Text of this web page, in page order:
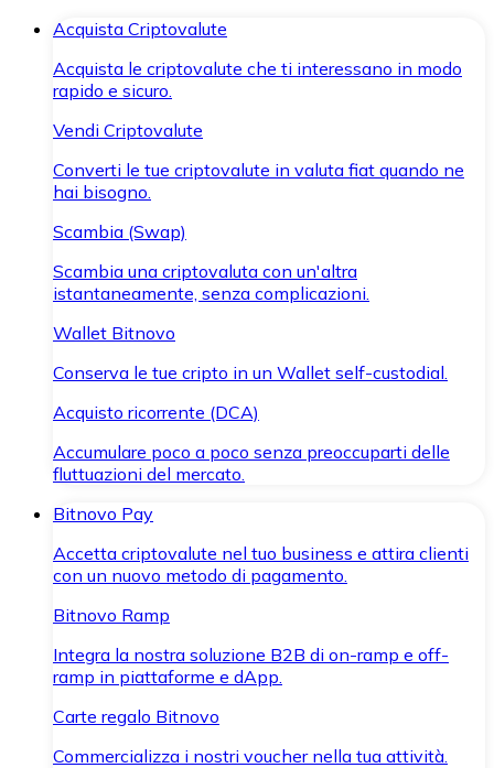
Acquista Criptovalute
Acquista le criptovalute che ti interessano in modo
rapido e sicuro.
Vendi Criptovalute
Converti le tue criptovalute in valuta fiat quando ne
hai bisogno.
Scambia (Swap)
Scambia una criptovaluta con un'altra
istantaneamente, senza complicazioni.
Wallet Bitnovo
Conserva le tue cripto in un Wallet self-custodial.
Acquisto ricorrente (DCA)
Accumulare poco a poco senza preoccuparti delle
fluttuazioni del mercato.
Bitnovo Pay
Accetta criptovalute nel tuo business e attira clienti
con un nuovo metodo di pagamento.
Bitnovo Ramp
Integra la nostra soluzione B2B di on-ramp e off-
ramp in piattaforme e dApp.
Carte regalo Bitnovo
Commercializza i nostri voucher nella tua attività.